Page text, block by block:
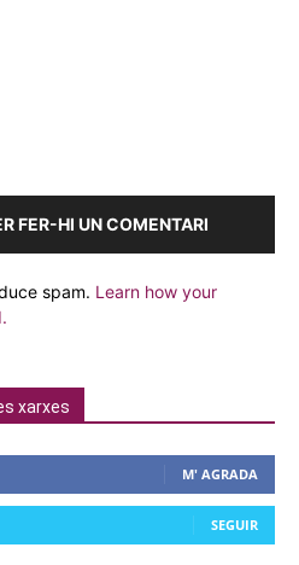
FER-HI UN COMENTARI
spam. Learn how your
xarxes
M' AGRADA
SEGUIR